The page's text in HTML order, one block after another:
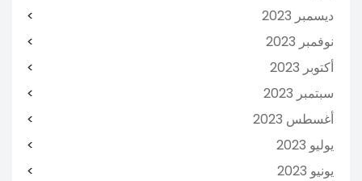
ديسمبر 2023
نوفمبر 2023
أكتوبر 2023
سبتمبر 2023
أغسطس 2023
يوليو 2023
يونيو 2023